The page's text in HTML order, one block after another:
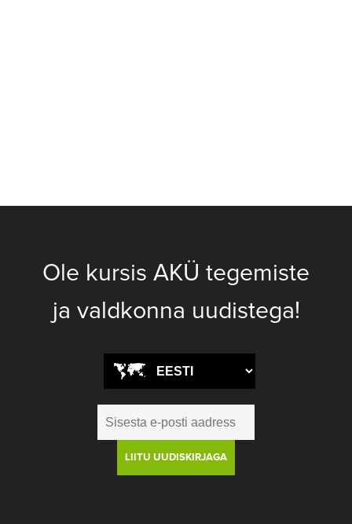
Ole kursis AKÜ tegemiste
ja valdkonna uudistega!